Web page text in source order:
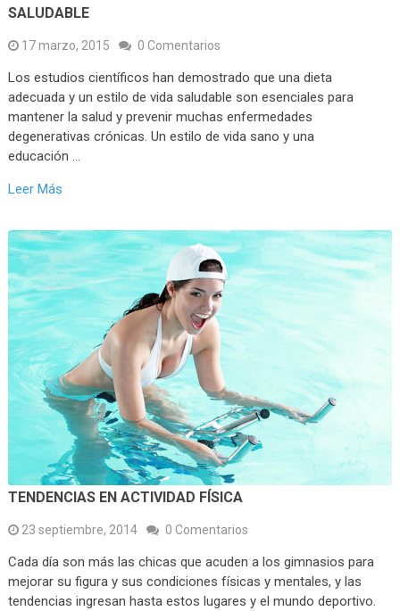
SALUDABLE
17 marzo, 2015 0 Comentarios
Los estudios científicos han demostrado que una dieta
adecuada y un estilo de vida saludable son esenciales para
mantener la salud y prevenir muchas enfermedades
degenerativas crónicas. Un estilo de vida sano y una
educación …
Leer Más
TENDENCIAS EN ACTIVIDAD FÍSICA
23 septiembre, 2014 0 Comentarios
Cada día son más las chicas que acuden a los gimnasios para
mejorar su figura y sus condiciones físicas y mentales, y las
tendencias ingresan hasta estos lugares y el mundo deportivo.